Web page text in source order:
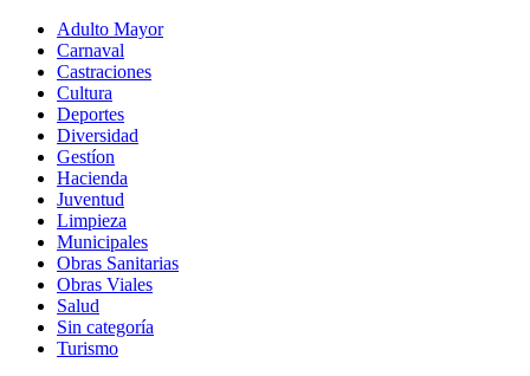
Adulto Mayor
Carnaval
Castraciones
Cultura
Deportes
Diversidad
Gestíon
Hacienda
Juventud
Limpieza
Municipales
Obras Sanitarias
Obras Viales
Salud
Sin categoría
Turismo